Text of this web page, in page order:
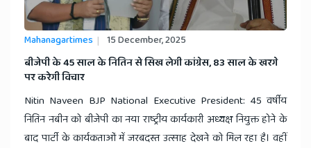
Mahanagartimes 15 December, 2025
​बीजेपी के 45 साल के नितिन से सिख लेगी कांग्रेस, 83 साल के खरगे
पर करेगी विचार
Nitin Naveen BJP National Executive President: 45 वर्षीय
नितिन नबीन को बीजेपी का नया राष्ट्रीय कार्यकारी अध्यक्ष नियुक्त होने के
बाद पार्टी के कार्यकताओं में जरबदस्त उत्साह देखने को मिल रहा है। वहीं